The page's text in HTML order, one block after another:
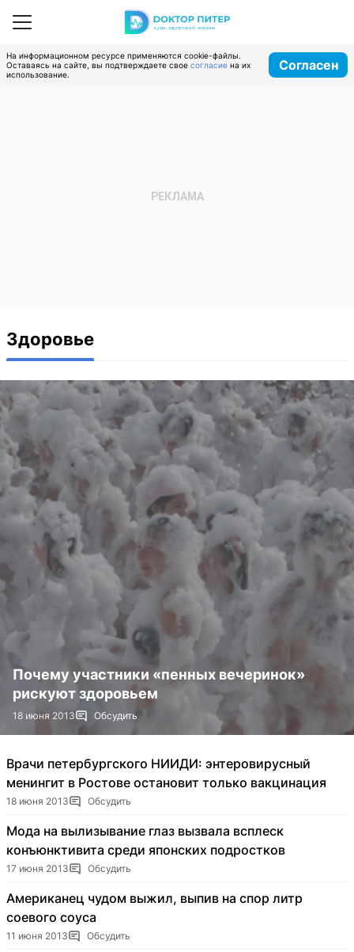
На информационном ресурсе применяются cookie-файлы.
Оставаясь на сайте, вы подтверждаете свое согласие на их
использование.
Согласен
Здоровье
Почему участники «пенных вечеринок»
рискуют здоровьем
18 июня 2013 Обсудить
Врачи петербургского НИИДИ: энтеровирусный
менингит в Ростове остановит только вакцинация
18 июня 2013 Обсудить
Мода на вылизывание глаз вызвала всплеск
конъюнктивита среди японских подростков
17 июня 2013 Обсудить
Американец чудом выжил, выпив на спор литр
соевого соуса
11 июня 2013 Обсудить